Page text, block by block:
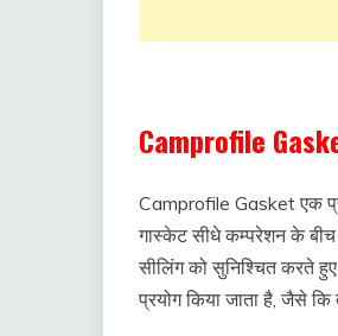
Camprofile
Camprofile Gasket एक
गास्केट सीधे कम्परेशन के बीच
सीलिंग को सुनिश्चित करते
प्रयोग किया जाता है, जैसे